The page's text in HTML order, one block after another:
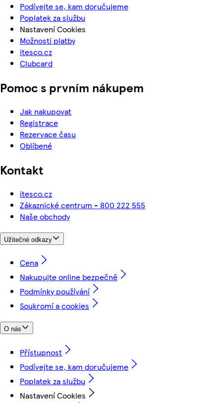
Podívejte se, kam doručujeme
Poplatek za službu
Nastavení Cookies
Možnosti platby
itesco.cz
Clubcard
Pomoc s prvním nákupem
Jak nakupovat
Registrace
Rezervace času
Oblíbené
Kontakt
itesco.cz
Zákaznické centrum - 800 222 555
Naše obchody
Užitečné odkazy
Cena
Nakupujte online bezpečně
Podmínky používání
Soukromí a cookies
O nás
Přístupnost
Podívejte se, kam doručujeme
Poplatek za službu
Nastavení Cookies